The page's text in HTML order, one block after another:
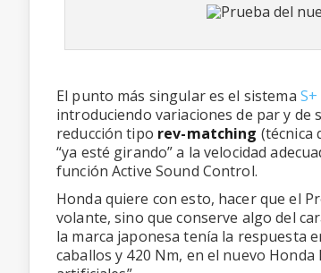
El punto más singular es el sistema
introduciendo variaciones de par y
reducción tipo rev-matching (técnica
“ya esté girando” a la velocidad
función Active Sound Control.
Honda quiere con esto, hacer que el
volante, sino que conserve algo del
la marca japonesa tenía la respuesta
caballos y 420 Nm, en el nuevo